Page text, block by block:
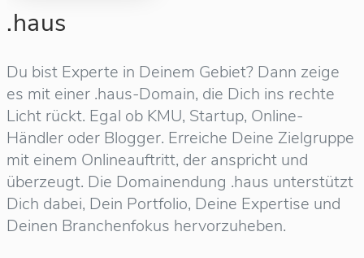
.haus
Du bist Experte in Deinem Gebiet? Dann zeige
es mit einer .haus-Domain, die Dich ins rechte
Licht rückt. Egal ob KMU, Startup, Online-
Händler oder Blogger. Erreiche Deine Zielgruppe
mit einem Onlineauftritt, der anspricht und
überzeugt. Die Domainendung .haus unterstützt
Dich dabei, Dein Portfolio, Deine Expertise und
Deinen Branchenfokus hervorzuheben.